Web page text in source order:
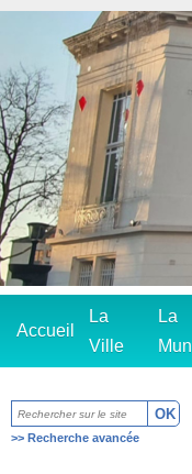
Accueil
La
Ville
La
>> Recherche avancée